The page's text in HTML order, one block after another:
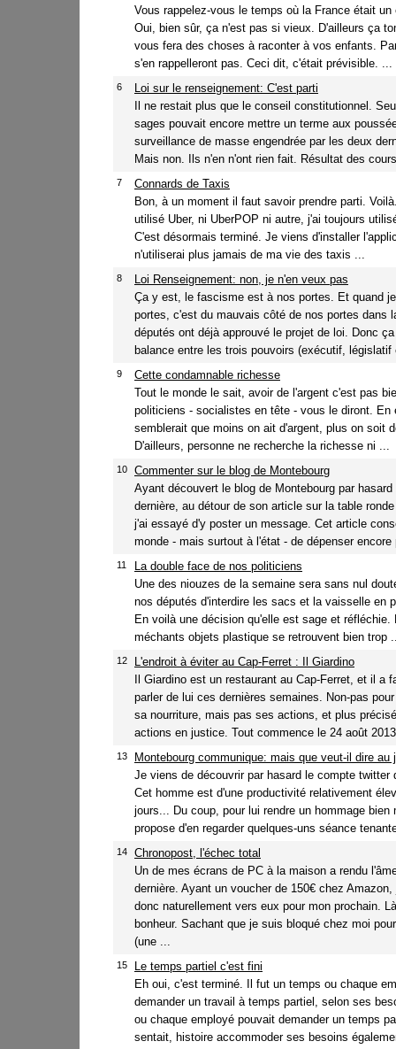
Vous rappelez-vous le temps où la France était un
Oui, bien sûr, ça n'est pas si vieux. D'ailleurs ça
vous fera des choses à raconter à vos enfants.
s'en rappelleront pas. Ceci dit, c'était prévisible. ...
6
Loi sur le renseignement: C'est parti
Il ne restait plus que le conseil constitutionnel.
sages pouvait encore mettre un terme aux
surveillance de masse engendrée par les deux
Mais non. Ils n'en n'ont rien fait. Résultat des
7
Connards de Taxis
Bon, à un moment il faut savoir prendre parti.
utilisé Uber, ni UberPOP ni autre, j'ai toujours
C'est désormais terminé. Je viens d'installer
n'utiliserai plus jamais de ma vie des taxis ...
8
Loi Renseignement: non, je n'en veux pas
Ça y est, le fascisme est à nos portes. Et quand
portes, c'est du mauvais côté de nos portes dans
députés ont déjà approuvé le projet de loi. Donc
balance entre les trois pouvoirs (exécutif, législatif
9
Cette condamnable richesse
Tout le monde le sait, avoir de l'argent c'est pas
politiciens - socialistes en tête - vous le diront. En
semblerait que moins on ait d'argent, plus on soit
D'ailleurs, personne ne recherche la richesse ni ...
10
Commenter sur le blog de Montebourg
Ayant découvert le blog de Montebourg par
dernière, au détour de son article sur la table
j'ai essayé d'y poster un message. Cet article
monde - mais surtout à l'état - de dépenser encore
11
La double face de nos politiciens
Une des niouzes de la semaine sera sans nul
nos députés d'interdire les sacs et la vaisselle en
En voilà une décision qu'elle est sage et
méchants objets plastique se retrouvent bien trop
12
L'endroit à éviter au Cap-Ferret : Il Giardino
Il Giardino est un restaurant au Cap-Ferret, et il a
parler de lui ces dernières semaines. Non-pas
sa nourriture, mais pas ses actions, et plus
actions en justice. Tout commence le 24 août
13
Montebourg communique: mais que veut-il dire au
Je viens de découvrir par hasard le compte twitter
Cet homme est d'une productivité relativement
jours... Du coup, pour lui rendre un hommage bien
propose d'en regarder quelques-uns séance
14
Chronopost, l'échec total
Un de mes écrans de PC à la maison a rendu
dernière. Ayant un voucher de 150€ chez
donc naturellement vers eux pour mon prochain.
bonheur. Sachant que je suis bloqué chez moi
(une ...
15
Le temps partiel c'est fini
Eh oui, c'est terminé. Il fut un temps ou chaque
demander un travail à temps partiel, selon ses
ou chaque employé pouvait demander un temps
sentait, histoire accommoder ses besoins